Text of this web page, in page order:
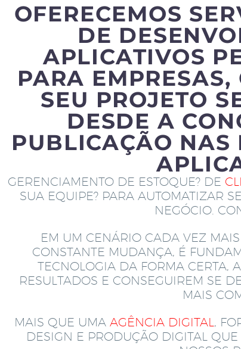
OFERECEMOS
DE
APLICATIVOS
PARA
SEU PROJETO
DESDE A
PUBLICAÇÃO NAS
GERENCIAMENTO DE ESTOQUE? DE
SUA EQUIPE? PARA AUTOMATIZAR
NEGÓCIO.
EM UM CENÁRIO CADA VEZ
CONSTANTE MUDANÇA, É
TECNOLOGIA DA FORMA CERTA,
RESULTADOS E CONSEGUIREM SE
MAIS
MAIS QUE UMA AGÊNCIA DIGITAL,
DESIGN E PRODUÇÃO DIGITAL